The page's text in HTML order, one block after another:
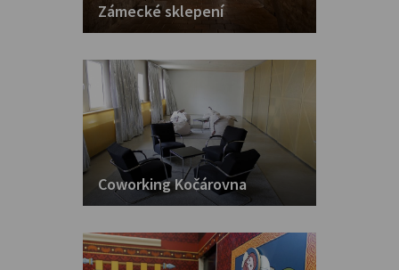
Zámecké sklepení
Coworking Kočárovna